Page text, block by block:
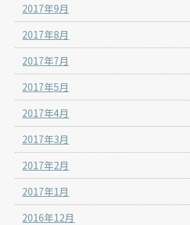
2017年9月
2017年8月
2017年7月
2017年5月
2017年4月
2017年3月
2017年2月
2017年1月
2016年12月